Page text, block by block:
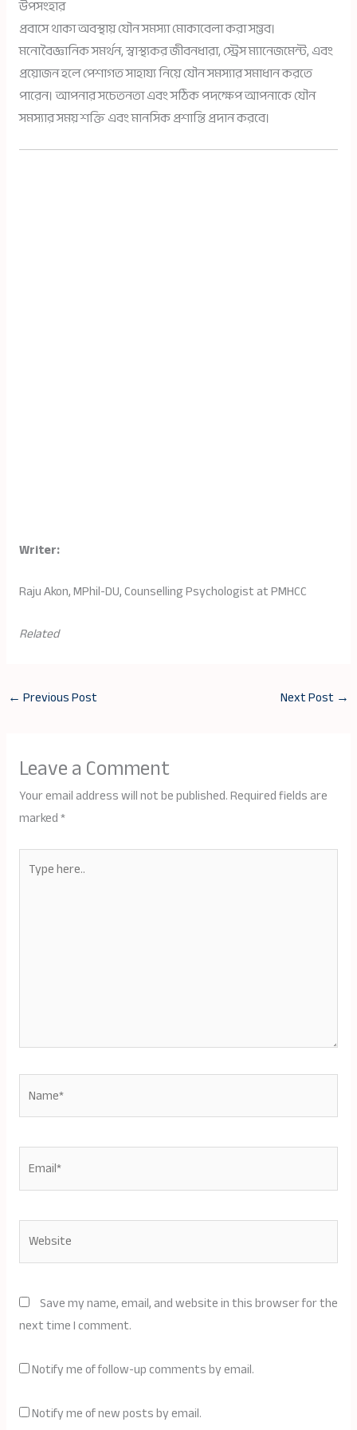
উপসংহার
প্রবাসে থাকা অবস্থায় যৌন সমস্যা মোকাবেলা করা সম্ভব।
মনোবৈজ্ঞানিক সমর্থন, স্বাস্থ্যকর জীবনধারা, স্ট্রেস ম্যানেজমেন্ট, এবং
প্রয়োজন হলে পেশাগত সাহায্য নিয়ে যৌন সমস্যার সমাধান করতে
পারেন। আপনার সচেতনতা এবং সঠিক পদক্ষেপ আপনাকে যৌন
সমস্যার সময় শক্তি এবং মানসিক প্রশান্তি প্রদান করবে।
Writer:
Raju Akon, MPhil-DU, Counselling Psychologist at PMHCC
Related
← Previous Post Next Post →
Leave a Comment
Your email address will not be published.Required fields are
marked*
here..
Website
Save my name, email, and website in this browser for the
next time I comment.
Notify me of follow-up comments by email.
Notify me of new posts by email.